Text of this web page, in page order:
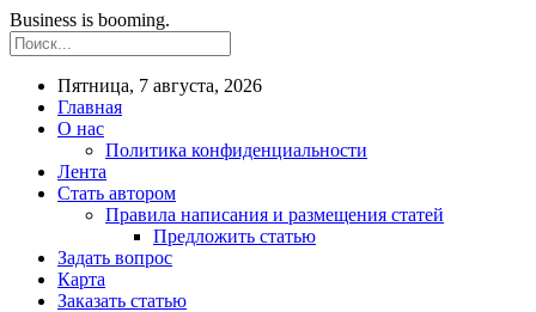
Business is booming.
Пятница, 7 августа, 2026
Главная
О нас
Политика конфиденциальности
Лента
Стать автором
Правила написания и размещения статей
Предложить статью
Задать вопрос
Карта
Заказать статью